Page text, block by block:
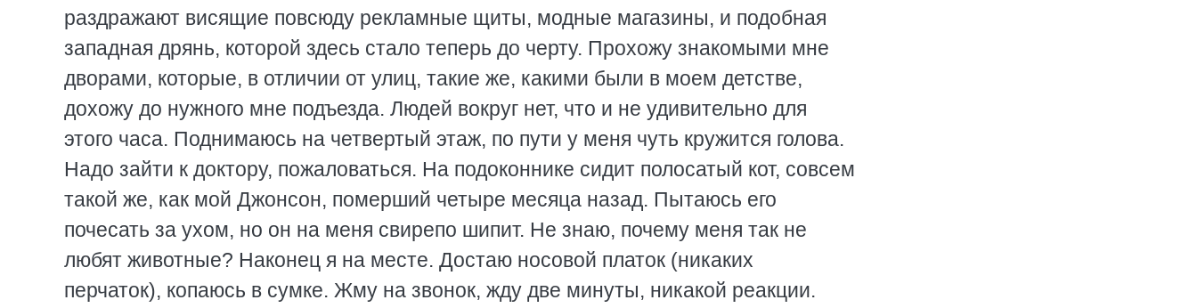
раздражают висящие повсюду рекламные щиты, модные магазины, и подобная
западная дрянь, которой здесь стало теперь до черту. Прохожу знакомыми мне
дворами, которые, в отличии от улиц, такие же, какими были в моем детстве,
дохожу до нужного мне подъезда. Людей вокруг нет, что и не удивительно для
этого часа. Поднимаюсь на четвертый этаж, по пути у меня чуть кружится голова.
Hадо зайти к доктору, пожаловаться. Hа подоконнике сидит полосатый кот, совсем
такой же, как мой Джонсон, померший четыре месяца назад. Пытаюсь его
почесать за ухом, но он на меня свирепо шипит. Hе знаю, почему меня так не
любят животные? Hаконец я на месте. Достаю носовой платок (никаких
перчаток), копаюсь в сумке. Жму на звонок, жду две минуты, никакой реакции.